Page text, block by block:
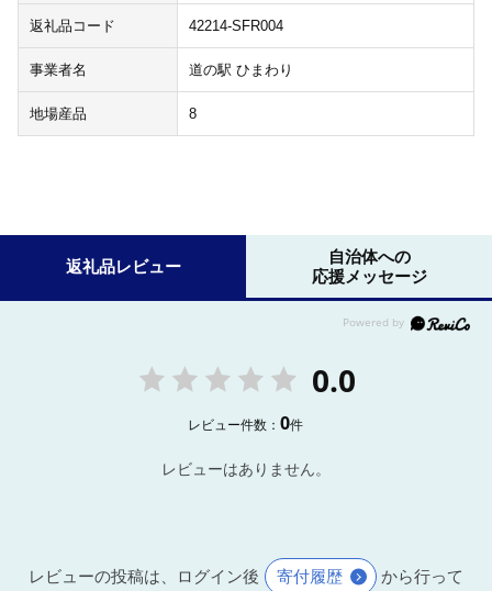
返礼品コード 42214-SFR004
事業者名 道の駅 ひまわり
地場産品 8
返礼品レビュー
自治体への
応援メッセージ
0.0
レビュー件数：0件
レビューはありません。
レビューの投稿は、ログイン後 寄付履歴
から行って